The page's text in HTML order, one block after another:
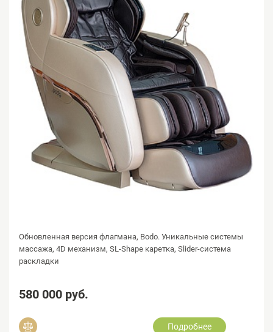
Обновленная версия флагмана, Bodo. Уникальные системы
массажа, 4D механизм, SL-Shape каретка, Slider-система
раскладки
580 000 руб.
Подробнее